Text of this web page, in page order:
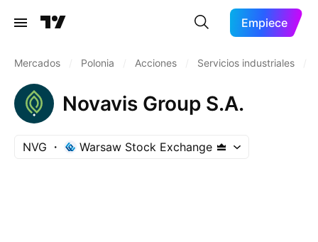
Empiece
Mercados Polonia Acciones Servicios industriales
Novavis Group S.A.
NVG Warsaw Stock Exchange